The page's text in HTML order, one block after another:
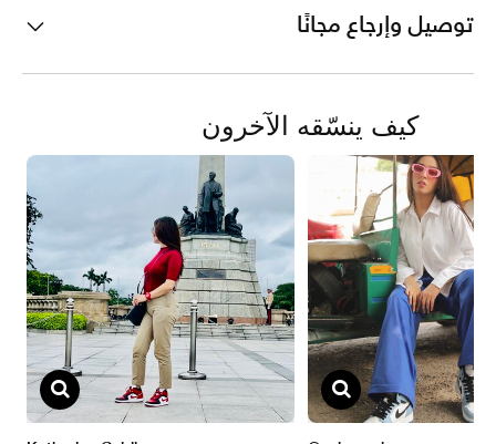
توصيل وإرجاع مجانًا